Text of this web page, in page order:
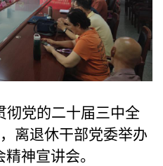
彻党的二十届三中全
离退休干部党委举办
神宣讲会。